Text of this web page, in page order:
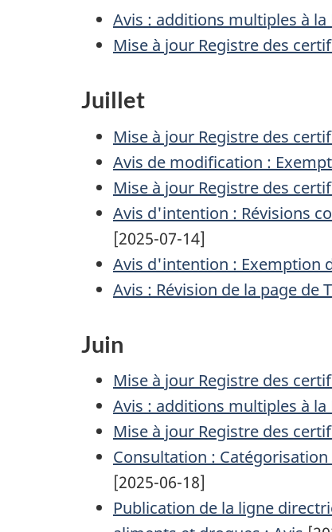
Avis : additions multiples à
Mise à jour Registre des
Juillet
Mise à jour Registre des
Avis de modification :
Mise à jour Registre des
Avis d'intention : Révisions
[2025-07-14]
Avis d'intention : Exemption
Avis : Révision de la page
Juin
Mise à jour Registre des
Avis : additions multiples à
Mise à jour Registre des
Consultation :
[2025-06-18]
Publication de la ligne